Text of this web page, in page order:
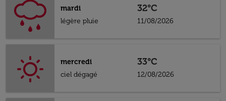
mardi
légère pluie
32°C
11/08/2026
mercredi
ciel dégagé
33°C
12/08/2026